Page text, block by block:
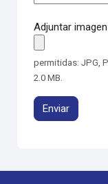
Adjuntar imagen
permitidas: JPG,
2.0 MB.